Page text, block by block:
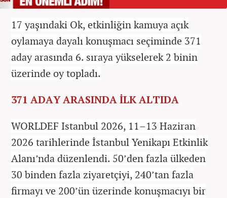
17 yaşındaki Ok, etkinliğin kamuya açık
oylamaya dayalı konuşmacı seçiminde 371
aday arasında 6. sıraya yükselerek 2 binin
üzerinde oy topladı.
371 ADAY ARASINDA İLK ALTIDA
WORLDEF Istanbul 2026, 11–13 Haziran
2026 tarihlerinde İstanbul Yenikapı Etkinlik
Alanı’nda düzenlendi. 50’den fazla ülkeden
30 binden fazla ziyaretçiyi, 240’tan fazla
firmayı ve 200’ün üzerinde konuşmacıyı bir